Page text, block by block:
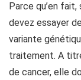
Parce qu’en
devez essayer
variante
traitement. A
de cancer, elle